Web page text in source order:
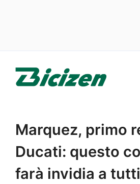
Marquez, primo
Ducati: questo
farà invidia a